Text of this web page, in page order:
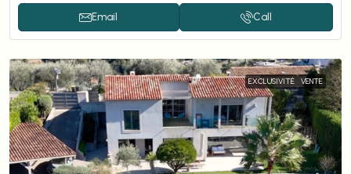
Email Call
EXCLUSIVITÉ VENTE